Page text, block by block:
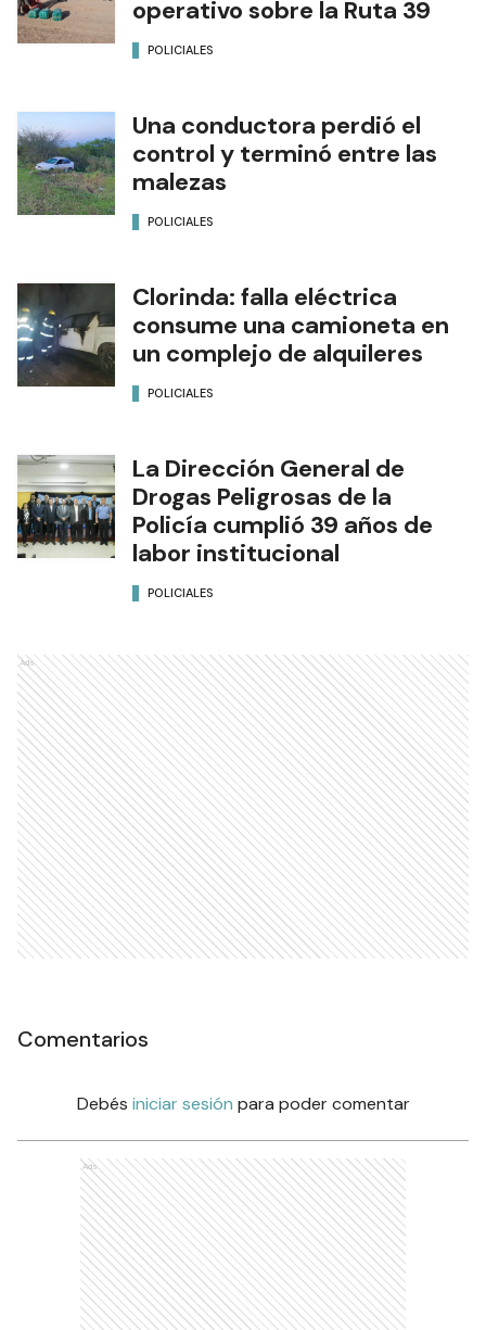
operativo sobre la Ruta 39
POLICIALES
Una conductora perdió el
control y terminó entre las
malezas
POLICIALES
Clorinda: falla eléctrica
consume una camioneta en
un complejo de alquileres
POLICIALES
La Dirección General de
Drogas Peligrosas de la
Policía cumplió 39 años de
labor institucional
POLICIALES
Ads
Comentarios
Debés iniciar sesión para poder comentar
Ads